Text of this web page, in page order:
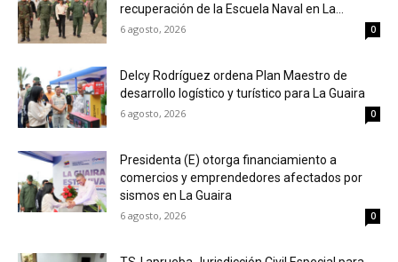
recuperación de la Escuela Naval en La...
6 agosto, 2026 0
Delcy Rodríguez ordena Plan Maestro de
desarrollo logístico y turístico para La Guaira
6 agosto, 2026 0
Presidenta (E) otorga financiamiento a
comercios y emprendedores afectados por
sismos en La Guaira
6 agosto, 2026 0